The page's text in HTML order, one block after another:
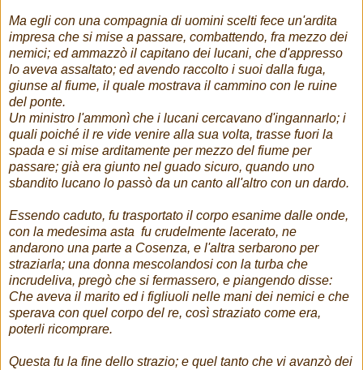
Ma egli con una compagnia di uomini scelti fece un'ardita
impresa che si mise a passare, combattendo, fra mezzo dei
nemici; ed ammazzò il capitano dei lucani, che d'appresso
lo aveva assaltato; ed avendo raccolto i suoi dalla fuga,
giunse al fiume, il quale mostrava il cammino con le ruine
del ponte.
Un ministro l'ammonì che i lucani cercavano d'ingannarlo; i
quali poiché il re vide venire alla sua volta, trasse fuori la
spada e si mise arditamente per mezzo del fiume per
passare; già era giunto nel guado sicuro, quando uno
sbandito lucano lo passò da un canto all'altro con un dardo.
Essendo caduto, fu trasportato il corpo esanime dalle onde,
con la medesima asta fu crudelmente lacerato, ne
andarono una parte a Cosenza, e l'altra serbarono per
straziarla; una donna mescolandosi con la turba che
incrudeliva, pregò che si fermassero, e piangendo disse:
Che aveva il marito ed i figliuoli nelle mani dei nemici e che
sperava con quel corpo del re, così straziato come era,
poterli ricomprare.
Questa fu la fine dello strazio; e quel tanto che vi avanzò dei